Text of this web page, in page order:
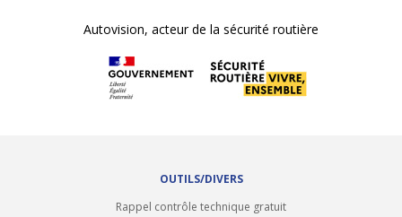
Autovision, acteur de la sécurité routière
OUTILS/DIVERS
Rappel contrôle technique gratuit